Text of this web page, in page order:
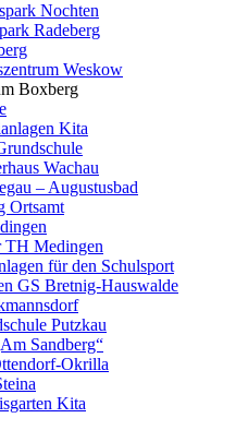
Nochten
Radeberg
Weskow
Boxberg
Kita
Wachau
– Augustusbad
Ortsamt
TH Medingen
für den Schulsport
GS Bretnig-Hauswalde
Putzkau
Sandberg“
Okrilla
Kita